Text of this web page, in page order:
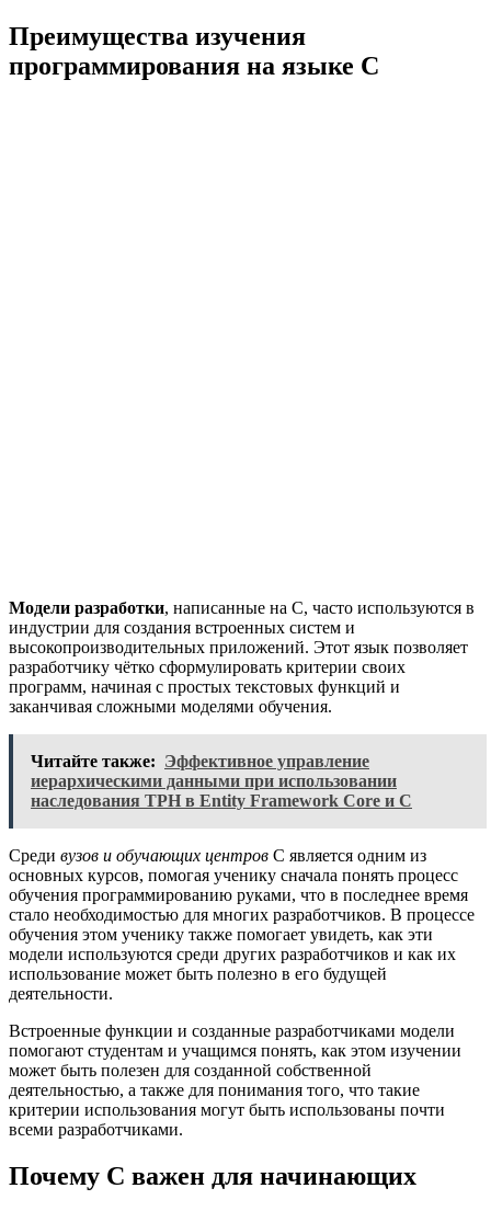
Преимущества изучения
программирования на языке C
Модели разработки, написанные на C, часто используются в
индустрии для создания встроенных систем и
высокопроизводительных приложений. Этот язык позволяет
разработчику чётко сформулировать критерии своих
программ, начиная с простых текстовых функций и
заканчивая сложными моделями обучения.
Читайте также: Эффективное управление
иерархическими данными при использовании
наследования TPH в Entity Framework Core и C
Среди вузов и обучающих центров C является одним из
основных курсов, помогая ученику сначала понять процесс
обучения программированию руками, что в последнее время
стало необходимостью для многих разработчиков. В процессе
обучения этом ученику также помогает увидеть, как эти
модели используются среди других разработчиков и как их
использование может быть полезно в его будущей
деятельности.
Встроенные функции и созданные разработчиками модели
помогают студентам и учащимся понять, как этом изучении
может быть полезен для созданной собственной
деятельностью, а также для понимания того, что такие
критерии использования могут быть использованы почти
всеми разработчиками.
Почему C важен для начинающих